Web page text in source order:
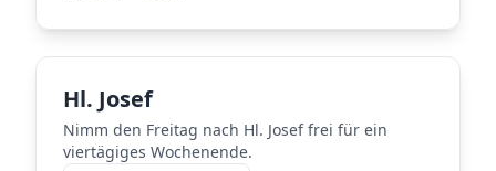
Hl. Josef
Nimm den Freitag nach Hl. Josef frei für ein
viertägiges Wochenende.